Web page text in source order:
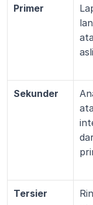
Primer
Sekunder
Tersier